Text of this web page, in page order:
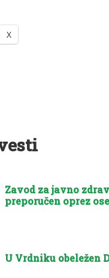
X
Zavod za javno
preporučen oprez
U Vrdniku obeležen